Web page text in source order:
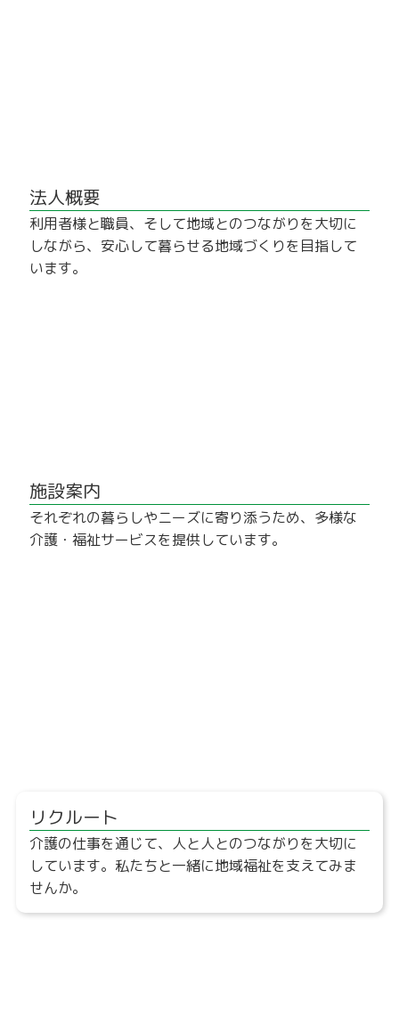
法人概要
利用者様と職員、そして地域とのつながりを大切に
しながら、安心して暮らせる地域づくりを目指して
います。
施設案内
それぞれの暮らしやニーズに寄り添うため、多様な
介護・福祉サービスを提供しています。
リクルート
介護の仕事を通じて、人と人とのつながりを大切に
しています。私たちと一緒に地域福祉を支えてみま
せんか。